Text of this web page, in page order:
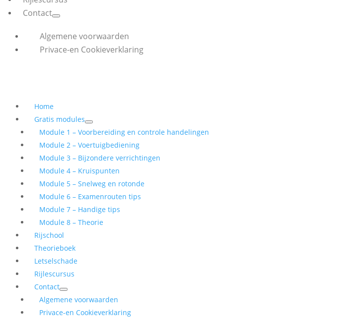
Contact
Algemene voorwaarden
Privace-en Cookieverklaring
Home
Gratis modules
Module 1 – Voorbereiding en controle handelingen
Module 2 – Voertuigbediening
Module 3 – Bijzondere verrichtingen
Module 4 – Kruispunten
Module 5 – Snelweg en rotonde
Module 6 – Examenrouten tips
Module 7 – Handige tips
Module 8 – Theorie
Rijschool
Theorieboek
Letselschade
Rijlescursus
Contact
Algemene voorwaarden
Privace-en Cookieverklaring